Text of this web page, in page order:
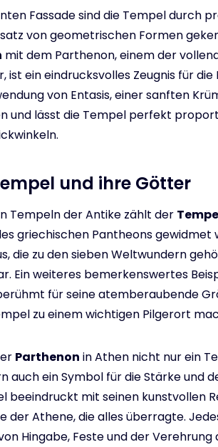
Fassade sind die Tempel durch
von geometrischen Formen
mit dem Parthenon, einem der
ist ein eindrucksvolles Zeugnis für
von Entasis, einer sanften
und lässt die Tempel perfekt
und ihre Götter
Tempeln der Antike zählt der
griechischen Pantheons gewidmet
die zu den sieben Weltwundern
Ein weiteres bemerkenswertes
für seine atemberaubende
zu einem wichtigen Pilgerort
Parthenon in Athen nicht nur ein
auch ein Symbol für die Stärke und
beeindruckt mit seinen kunstvollen
der Athene, die alles überragte.
Hingabe, Feste und der